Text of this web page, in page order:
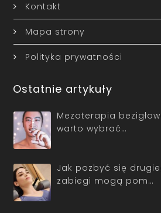
Kontakt
Mapa strony
Polityka prywatności
Ostatnie artykuły
Mezoterapia
warto wybrać…
Jak pozbyć się
zabiegi mogą pom…